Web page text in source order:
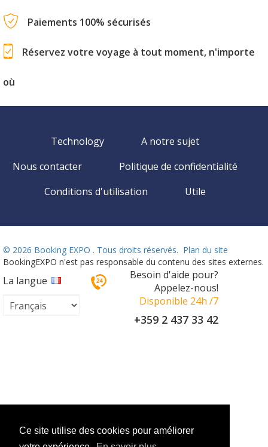
Ce site utilise des cookies pour améliorer
Paiements 100% sécurisés
Réservez votre voyage à tout moment, n'importe
où
Technology
A notre sujet
Nous contacter
Politique de confidentialité
Conditions d'utilisation
Utile
© 2026 Booking EXPO . Tous droits réservés. Plan du site
BookingEXPO n'est pas responsable du contenu des sites externes.
La langue
Besoin d'aide pour?
Appelez-nous!
Disponible 24h /7
+359 2 437 33 42